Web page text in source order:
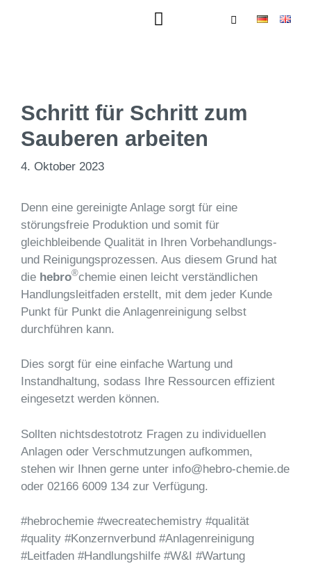
Schritt für Schritt zum
Sauberen arbeiten
4. Oktober 2023
Denn eine gereinigte Anlage sorgt für eine
störungsfreie Produktion und somit für
gleichbleibende Qualität in Ihren Vorbehandlungs-
und Reinigungsprozessen. Aus diesem Grund hat
die hebro®chemie einen leicht verständlichen
Handlungsleitfaden erstellt, mit dem jeder Kunde
Punkt für Punkt die Anlagenreinigung selbst
durchführen kann.
Dies sorgt für eine einfache Wartung und
Instandhaltung, sodass Ihre Ressourcen effizient
eingesetzt werden können.
Sollten nichtsdestotrotz Fragen zu individuellen
Anlagen oder Verschmutzungen aufkommen,
stehen wir Ihnen gerne unter info@hebro-chemie.de
oder 02166 6009 134 zur Verfügung.
#hebrochemie #wecreatechemistry #qualität
#quality #Konzernverbund #Anlagenreinigung
#Leitfaden #Handlungshilfe #W&I #Wartung